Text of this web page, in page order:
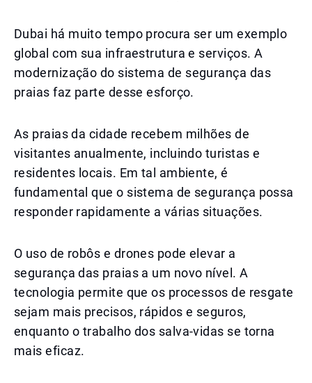
Dubai há muito tempo procura ser um exemplo
global com sua infraestrutura e serviços. A
modernização do sistema de segurança das
praias faz parte desse esforço.
As praias da cidade recebem milhões de
visitantes anualmente, incluindo turistas e
residentes locais. Em tal ambiente, é
fundamental que o sistema de segurança possa
responder rapidamente a várias situações.
O uso de robôs e drones pode elevar a
segurança das praias a um novo nível. A
tecnologia permite que os processos de resgate
sejam mais precisos, rápidos e seguros,
enquanto o trabalho dos salva-vidas se torna
mais eficaz.